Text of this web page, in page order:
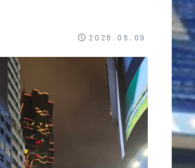
2026.05.09